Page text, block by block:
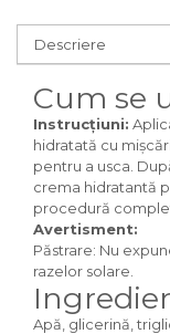
Descriere
Cum se
Instrucțiuni:
hidratată cu
pentru a usca.
crema hidratantă
procedură
Avertisment:
Păstrare: Nu
razelor solare.
Apă, glicerină,